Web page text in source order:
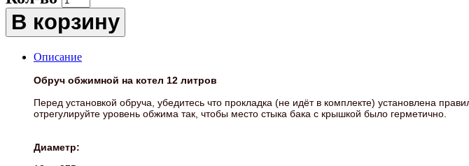
В корзину
Описание
Обруч обжимной на котел 12 литров
Перед установкой обруча, убедитесь что прокладка (не идёт в комплекте) установлена
отрегулируйте уровень обжима так, чтобы место стыка бака с крышкой было герметично.
Диаметр: